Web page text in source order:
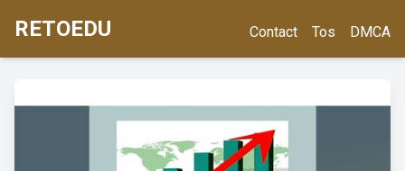
RETOEDU Contact Tos DMCA